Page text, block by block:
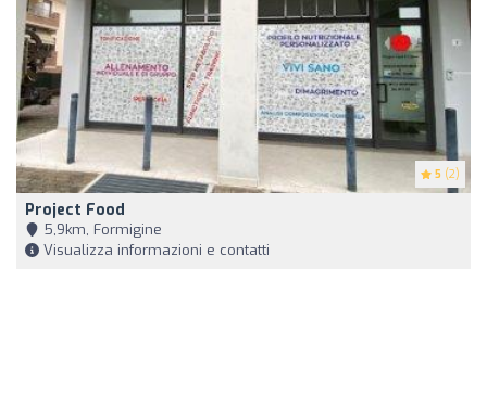
5 (2)
Project Food
5,9km, Formigine
Visualizza informazioni e contatti